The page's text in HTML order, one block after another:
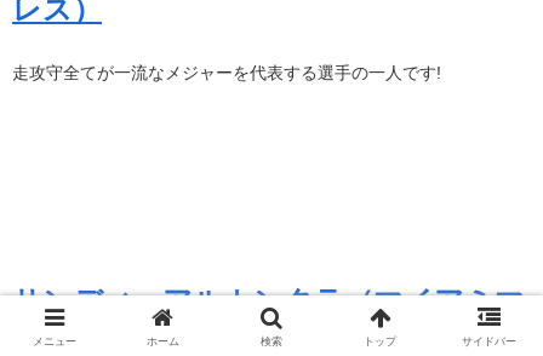
レス）
走攻守全てが一流なメジャーを代表する選手の一人です!
サンディ・アルカンタラ（マイアミマ
メニュー ホーム 検索 トップ サイドバー